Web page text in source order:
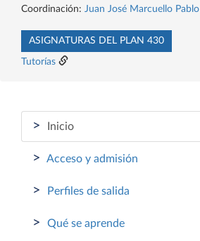
Coordinación: Juan José Marcuello Pablo
ASIGNATURAS DEL PLAN 430
Tutorías
> Inicio
> Acceso y admisión
> Perfiles de salida
> Qué se aprende